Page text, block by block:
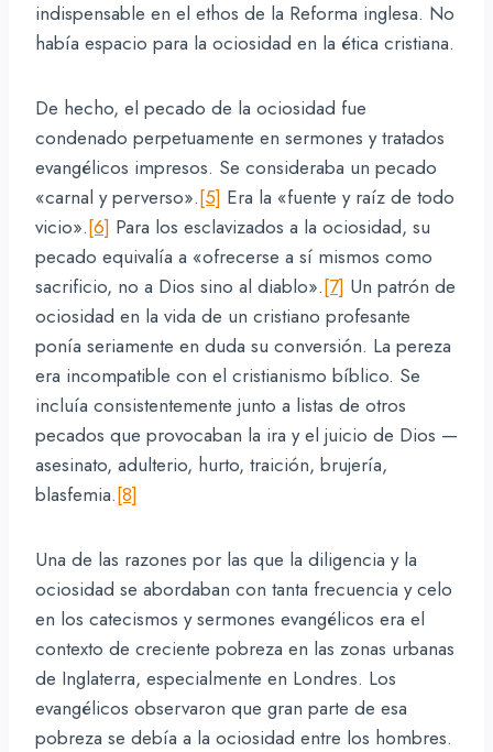
indispensable en el ethos de la Reforma inglesa. No
había espacio para la ociosidad en la ética cristiana.
De hecho, el pecado de la ociosidad fue
condenado perpetuamente en sermones y tratados
evangélicos impresos. Se consideraba un pecado
«carnal y perverso».[5] Era la «fuente y raíz de todo
vicio».[6] Para los esclavizados a la ociosidad, su
pecado equivalía a «ofrecerse a sí mismos como
sacrificio, no a Dios sino al diablo».[7] Un patrón de
ociosidad en la vida de un cristiano profesante
ponía seriamente en duda su conversión. La pereza
era incompatible con el cristianismo bíblico. Se
incluía consistentemente junto a listas de otros
pecados que provocaban la ira y el juicio de Dios —
asesinato, adulterio, hurto, traición, brujería,
blasfemia.[8]
Una de las razones por las que la diligencia y la
ociosidad se abordaban con tanta frecuencia y celo
en los catecismos y sermones evangélicos era el
contexto de creciente pobreza en las zonas urbanas
de Inglaterra, especialmente en Londres. Los
evangélicos observaron que gran parte de esa
pobreza se debía a la ociosidad entre los hombres.